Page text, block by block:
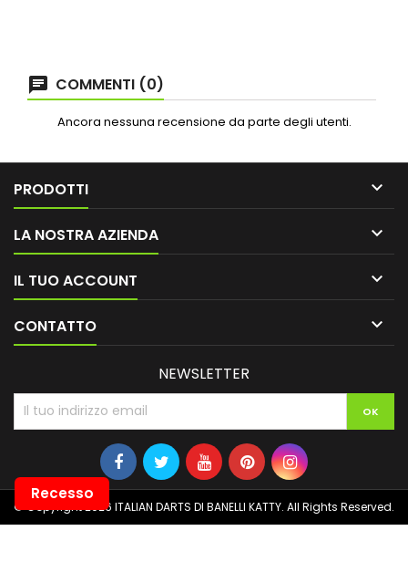
COMMENTI (0)
Ancora nessuna recensione da parte degli utenti.
PRODOTTI 
LA NOSTRA AZIENDA 
IL TUO ACCOUNT 
CONTATTO 
NEWSLETTER
© Copyright 2026 ITALIAN DARTS DI BANELLI KATTY. All Rights Reserved.
Recesso